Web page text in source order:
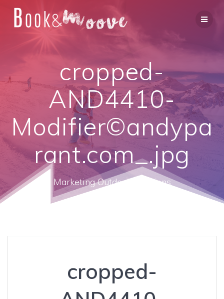
cropped-
AND4410-
Modifier©andypa
rant.com_.jpg
Marketing Outdoor Solutions
cropped-